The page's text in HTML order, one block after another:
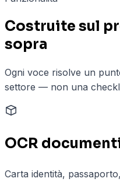
Costruite sul
sopra
Ogni voce risolve un
settore — non una
OCR
Carta identità,